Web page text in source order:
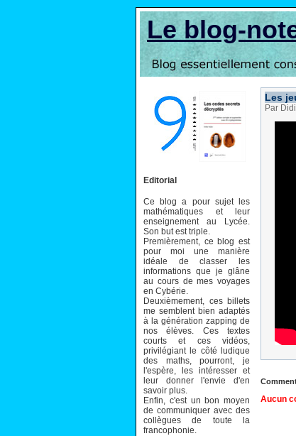
Le blog-
Editorial
Ce blog a pour sujet les
mathématiques et leur
enseignement au Lycée.
Son but est triple.
Premièrement, ce blog est
pour moi une manière
idéale de classer les
informations que je glâne
au cours de mes voyages
en Cybérie.
Deuxièmement, ces billets
me semblent bien adaptés
à la génération zapping de
nos élèves. Ces textes
courts et ces vidéos,
privilégiant le côté ludique
des maths, pourront, je
l'espère, les intéresser et
leur donner l'envie d'en
savoir plus.
Enfin, c'est un bon moyen
de communiquer avec des
collègues de toute la
francophonie.
Les
Par
Aucun